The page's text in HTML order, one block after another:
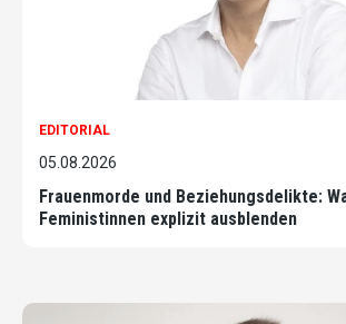
EDITORIAL
05.08.2026
Frauenmorde und Beziehungsdelikte:
Feministinnen explizit ausblenden